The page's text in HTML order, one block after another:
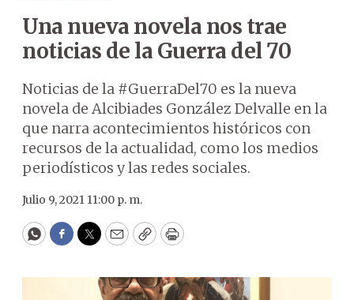
Una nueva novela nos trae
noticias de la Guerra del 70
Noticias de la #GuerraDel70 es la nueva
novela de Alcibiades González Delvalle en la
que narra acontecimientos históricos con
recursos de la actualidad, como los medios
periodísticos y las redes sociales.
Julio 9, 2021 11:00 p. m.
WhatsApp
Facebook
Twitter
EmailCopyPrint